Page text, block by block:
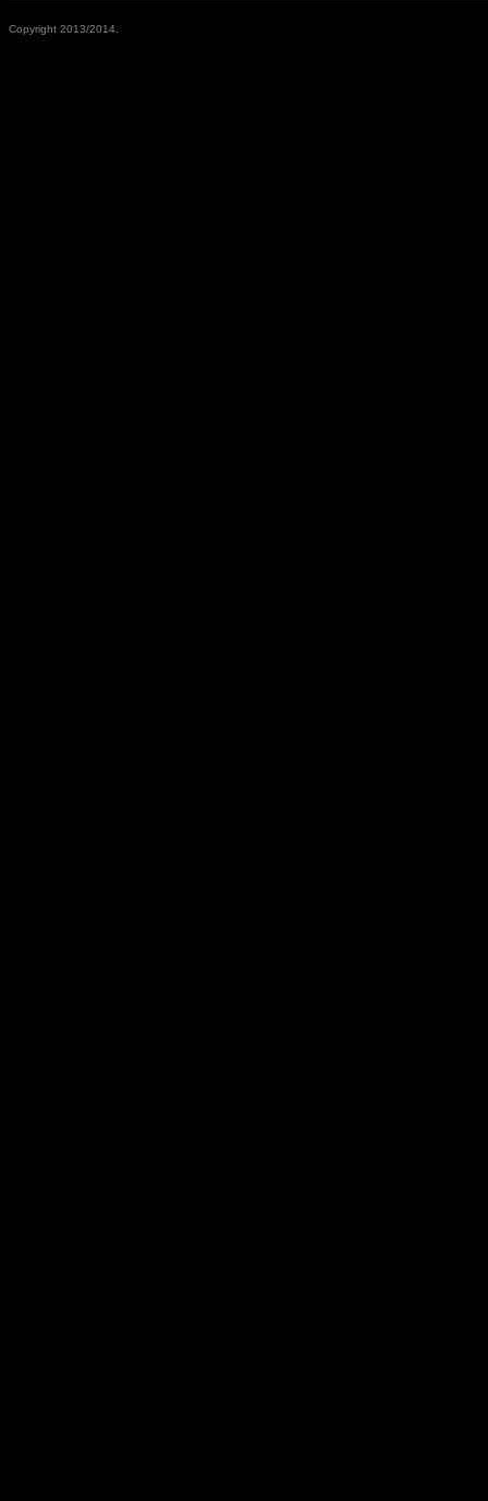
Copyright 2013/2014.